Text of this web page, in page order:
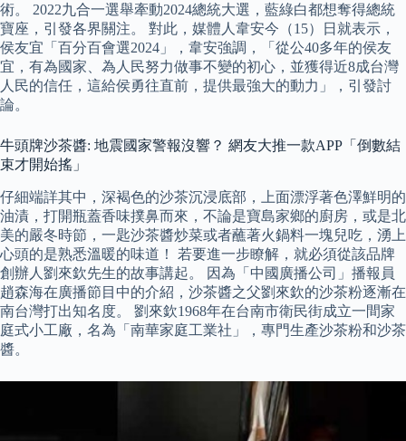
術。 2022九合一選舉牽動2024總統大選，藍綠白都想奪得總統
寶座，引發各界關注。 對此，媒體人韋安今（15）日就表示，
侯友宜「百分百會選2024」，韋安強調，「從公40多年的侯友
宜，有為國家、為人民努力做事不變的初心，並獲得近8成台灣
人民的信任，這給侯勇往直前，提供最強大的動力」，引發討
論。
牛頭牌沙茶醬: 地震國家警報沒響？ 網友大推一款APP「倒數結
束才開始搖」
仔細端詳其中，深褐色的沙茶沉浸底部，上面漂浮著色澤鮮明的
油漬，打開瓶蓋香味撲鼻而來，不論是寶島家鄉的廚房，或是北
美的嚴冬時節，一匙沙茶醬炒菜或者蘸著火鍋料一塊兒吃，湧上
心頭的是熟悉溫暖的味道！ 若要進一步瞭解，就必須從該品牌
創辦人劉來欽先生的故事講起。 因為「中國廣播公司」播報員
趙森海在廣播節目中的介紹，沙茶醬之父劉來欽的沙茶粉逐漸在
南台灣打出知名度。 劉來欽1968年在台南市衛民街成立一間家
庭式小工廠，名為「南華家庭工業社」，專門生產沙茶粉和沙茶
醬。